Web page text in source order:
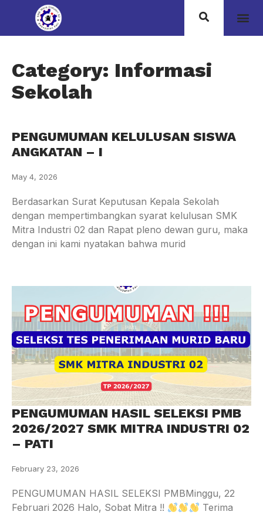
Category: Informasi
Sekolah
PENGUMUMAN KELULUSAN SISWA
ANGKATAN – I
May 4, 2026
Berdasarkan Surat Keputusan Kepala Sekolah
dengan mempertimbangkan syarat kelulusan SMK
Mitra Industri 02 dan Rapat pleno dewan guru, maka
dengan ini kami nyatakan bahwa murid
PENGUMUMAN HASIL SELEKSI PMB
2026/2027 SMK MITRA INDUSTRI 02
– PATI
February 23, 2026
PENGUMUMAN HASIL SELEKSI PMBMinggu, 22
Februari 2026 Halo, Sobat Mitra !!
Terima